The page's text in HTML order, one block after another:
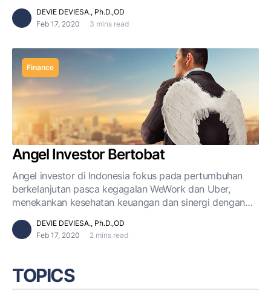
DEVIE DEVIESA., Ph.D.,OD
Feb 17, 2020
3 mins read
Finance
Angel Investor Bertobat
Angel investor di Indonesia fokus pada pertumbuhan
berkelanjutan pasca kegagalan WeWork dan Uber,
menekankan kesehatan keuangan dan sinergi dengan
DEVIE DEVIESA., Ph.D.,OD
Feb 17, 2020
2 mins read
TOPICS